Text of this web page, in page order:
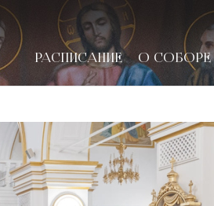
РАСПИСАНИЕ О СОБОРЕ